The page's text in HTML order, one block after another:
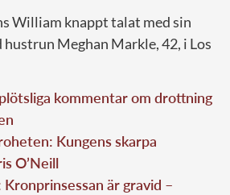
William knappt talat med sin
hustrun Meghan Markle, 42, i Los
kommentar om drottning
Kungens skarpa
O’Neill
Kronprinsessan är gravid –